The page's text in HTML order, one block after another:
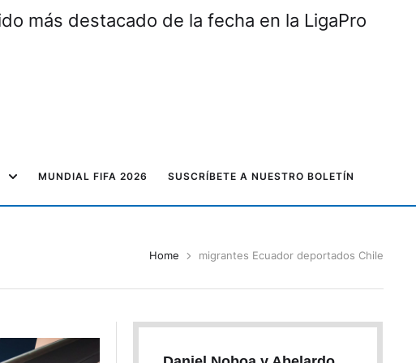
Liga de Quito e
MUNDIAL FIFA 2026 SUSCRÍBETE A NUESTRO BOLETÍN
Home migrantes Ecuador deportados Chile